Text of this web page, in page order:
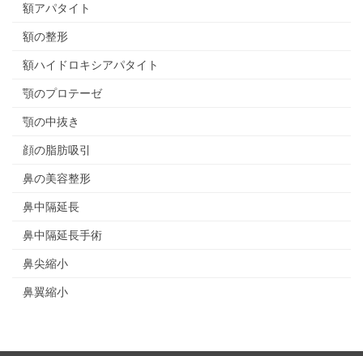
額アパタイト
額の整形
額ハイドロキシアパタイト
顎のプロテーゼ
顎の中抜き
顔の脂肪吸引
鼻の美容整形
鼻中隔延長
鼻中隔延長手術
鼻尖縮小
鼻翼縮小